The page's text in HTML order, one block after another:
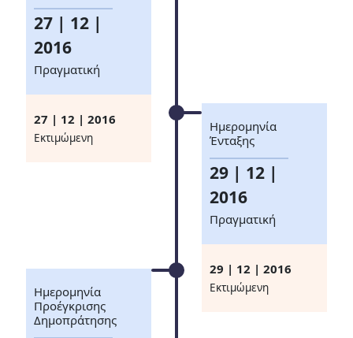
27 | 12 |
2016
Πραγματική
27 | 12 | 2016
Eκτιμώμενη
Ημερομηνία
Ένταξης
29 | 12 |
2016
Πραγματική
29 | 12 | 2016
Eκτιμώμενη
Ημερομηνία
Προέγκρισης
Δημοπράτησης